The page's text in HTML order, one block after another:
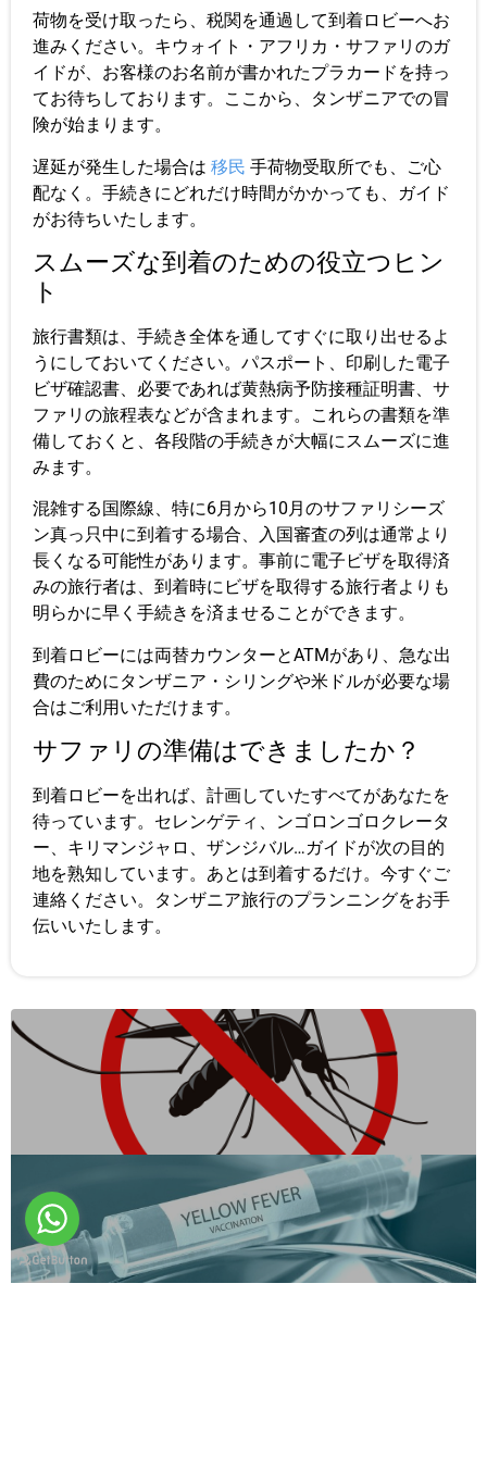
荷物を受け取ったら、税関を通過して到着ロビーへお
進みください。キウォイト・アフリカ・サファリのガ
イドが、お客様のお名前が書かれたプラカードを持っ
てお待ちしております。ここから、タンザニアでの冒
険が始まります。
遅延が発生した場合は 移民 手荷物受取所でも、ご心
配なく。手続きにどれだけ時間がかかっても、ガイド
がお待ちいたします。
スムーズな到着のための役立つヒン
ト
旅行書類は、手続き全体を通してすぐに取り出せるよ
うにしておいてください。パスポート、印刷した電子
ビザ確認書、必要であれば黄熱病予防接種証明書、サ
ファリの旅程表などが含まれます。これらの書類を準
備しておくと、各段階の手続きが大幅にスムーズに進
みます。
混雑する国際線、特に6月から10月のサファリシーズ
ン真っ只中に到着する場合、入国審査の列は通常より
長くなる可能性があります。事前に電子ビザを取得済
みの旅行者は、到着時にビザを取得する旅行者よりも
明らかに早く手続きを済ませることができます。
到着ロビーには両替カウンターとATMがあり、急な出
費のためにタンザニア・シリングや米ドルが必要な場
合はご利用いただけます。
サファリの準備はできましたか？
到着ロビーを出れば、計画していたすべてがあなたを
待っています。セレンゲティ、ンゴロンゴロクレータ
ー、キリマンジャロ、ザンジバル…ガイドが次の目的
地を熟知しています。あとは到着するだけ。今すぐご
連絡ください。タンザニア旅行のプランニングをお手
伝いいたします。